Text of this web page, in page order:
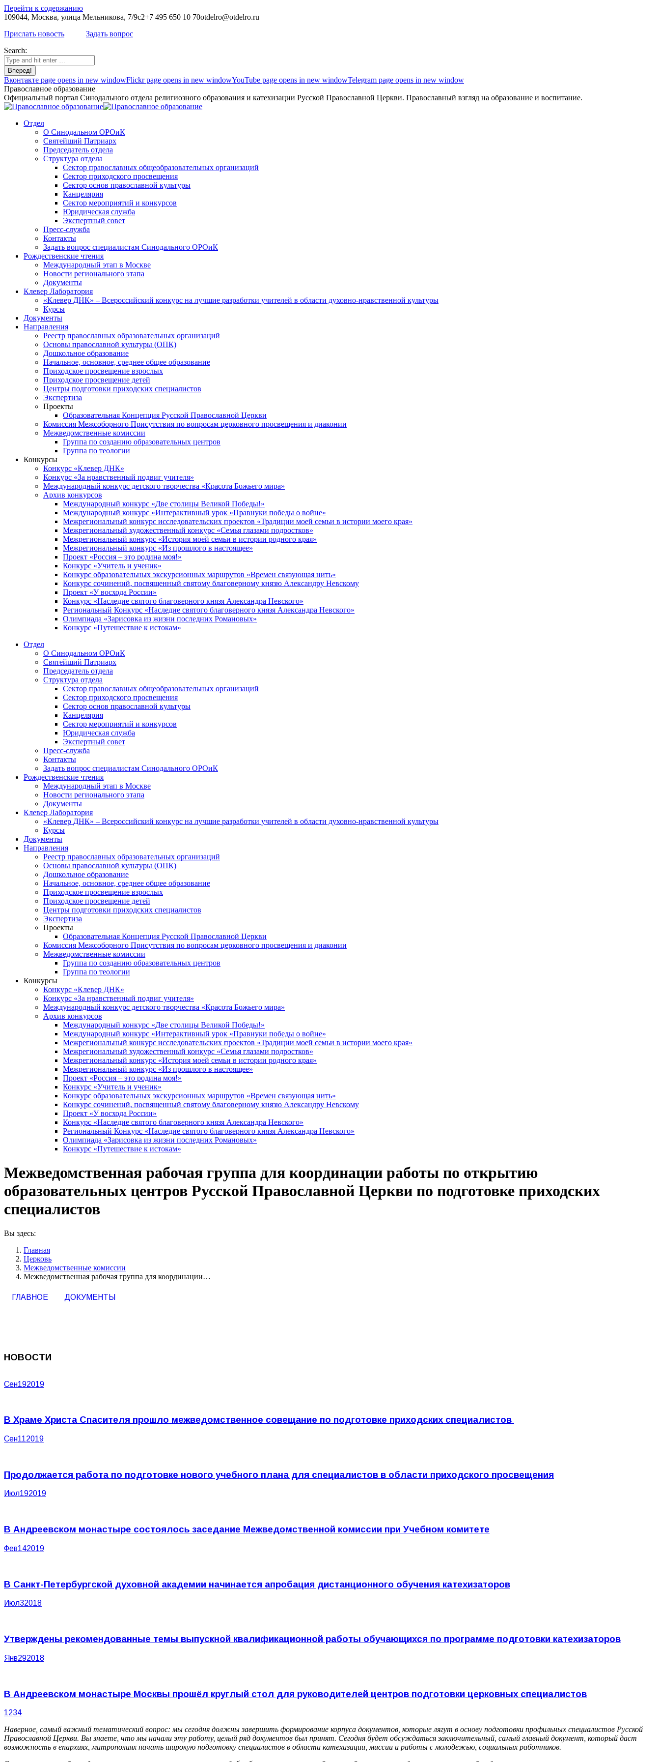
Перейти к содержанию
109044, Москва, улица Мельникова, 7/9с2+7 495 650 10 70otdelro@otdelro.ru
Прислать новость
Задать вопрос
Search:
Вконтакте page opens in new windowFlickr page opens in new windowYouTube page opens in new windowTelegram page opens in new window
Православное образование
Официальный портал Синодального отдела религиозного образования и катехизации Русской Православной Церкви. Православный взгляд на образование и воспитание.
Отдел
О Синодальном ОРОиК
Святейший Патриарх
Председатель отдела
Структура отдела
Сектор православных общеобразовательных организаций
Сектор приходского просвещения
Сектор основ православной культуры
Канцелярия
Сектор мероприятий и конкурсов
Юридическая служба
Экспертный совет
Пресс-служба
Контакты
Задать вопрос специалистам Синодального ОРОиК
Рождественские чтения
Международный этап в Москве
Новости регионального этапа
Документы
Клевер Лаборатория
«Клевер ДНК» – Всероссийский конкурс на лучшие разработки учителей в области духовно-нравственной культуры
Курсы
Документы
Направления
Реестр православных образовательных организаций
Основы православной культуры (ОПК)
Дошкольное образование
Начальное, основное, среднее общее образование
Приходское просвещение взрослых
Приходское просвещение детей
Центры подготовки приходских специалистов
Экспертиза
Проекты
Образовательная Концепция Русской Православной Церкви
Комиссия Межсоборного Присутствия по вопросам церковного просвещения и диаконии
Межведомственные комиссии
Группа по созданию образовательных центров
Группа по теологии
Конкурсы
Конкурс «Клевер ДНК»
Конкурс «За нравственный подвиг учителя»
Международный конкурс детского творчества «Красота Божьего мира»
Архив конкурсов
Международный конкурс «Две столицы Великой Победы!»
Международный конкурс «Интерактивный урок «Правнуки победы о войне»
Межрегиональный конкурс исследовательских проектов «Традиции моей семьи в истории моего края»
Межрегиональный художественный конкурс «Семья глазами подростков»
Межрегиональный конкурс «История моей семьи в истории родного края»
Межрегиональный конкурс «Из прошлого в настоящее»
Проект «Россия – это родина моя!»
Конкурс «Учитель и ученик»
Конкурс образовательных экскурсионных маршрутов «Времен связующая нить»
Конкурс сочинений, посвященный святому благоверному князю Александру Невскому
Проект «У восхода России»
Конкурс «Наследие святого благоверного князя Александра Невского»
Региональный Конкурс «Наследие святого благоверного князя Александра Невского»
Олимпиада «Зарисовка из жизни последних Романовых»
Конкурс «Путешествие к истокам»
Отдел
О Синодальном ОРОиК
Святейший Патриарх
Председатель отдела
Структура отдела
Сектор православных общеобразовательных организаций
Сектор приходского просвещения
Сектор основ православной культуры
Канцелярия
Сектор мероприятий и конкурсов
Юридическая служба
Экспертный совет
Пресс-служба
Контакты
Задать вопрос специалистам Синодального ОРОиК
Рождественские чтения
Международный этап в Москве
Новости регионального этапа
Документы
Клевер Лаборатория
«Клевер ДНК» – Всероссийский конкурс на лучшие разработки учителей в области духовно-нравственной культуры
Курсы
Документы
Направления
Реестр православных образовательных организаций
Основы православной культуры (ОПК)
Дошкольное образование
Начальное, основное, среднее общее образование
Приходское просвещение взрослых
Приходское просвещение детей
Центры подготовки приходских специалистов
Экспертиза
Проекты
Образовательная Концепция Русской Православной Церкви
Комиссия Межсоборного Присутствия по вопросам церковного просвещения и диаконии
Межведомственные комиссии
Группа по созданию образовательных центров
Группа по теологии
Конкурсы
Конкурс «Клевер ДНК»
Конкурс «За нравственный подвиг учителя»
Международный конкурс детского творчества «Красота Божьего мира»
Архив конкурсов
Международный конкурс «Две столицы Великой Победы!»
Международный конкурс «Интерактивный урок «Правнуки победы о войне»
Межрегиональный конкурс исследовательских проектов «Традиции моей семьи в истории моего края»
Межрегиональный художественный конкурс «Семья глазами подростков»
Межрегиональный конкурс «История моей семьи в истории родного края»
Межрегиональный конкурс «Из прошлого в настоящее»
Проект «Россия – это родина моя!»
Конкурс «Учитель и ученик»
Конкурс образовательных экскурсионных маршрутов «Времен связующая нить»
Конкурс сочинений, посвященный святому благоверному князю Александру Невскому
Проект «У восхода России»
Конкурс «Наследие святого благоверного князя Александра Невского»
Региональный Конкурс «Наследие святого благоверного князя Александра Невского»
Олимпиада «Зарисовка из жизни последних Романовых»
Конкурс «Путешествие к истокам»
Межведомственная рабочая группа для координации работы по открытию
образовательных центров Русской Православной Церкви по подготовке приходских
специалистов
Вы здесь:
Главная
Церковь
Межведомственные комиссии
Межведомственная рабочая группа для координации…
ГЛАВНОЕ ДОКУМЕНТЫ
НОВОСТИ
Сен192019
В Храме Христа Спасителя прошло межведомственное совещание по подготовке приходских специалистов
Сен112019
Продолжается работа по подготовке нового учебного плана для специалистов в области приходского просвещения
Июл192019
В Андреевском монастыре состоялось заседание Межведомственной комиссии при Учебном комитете
Фев142019
В Санкт-Петербургской духовной академии начинается апробация дистанционного обучения катехизаторов
Июл32018
Утверждены рекомендованные темы выпускной квалификационной работы обучающихся по программе подготовки катехизаторов
Янв292018
В Андреевском монастыре Москвы прошёл круглый стол для руководителей центров подготовки церковных специалистов
1234
Наверное, самый важный тематический вопрос: мы сегодня должны завершить формирование корпуса документов, которые лягут в основу подготовки профильных специалистов Русской
Православной Церкви. Вы знаете, что мы начали эту работу, целый ряд документов был принят. Сегодня будет обсуждаться заключительный, самый главный документ, который даст
возможность в епархиях, митрополиях начать широкую подготовку специалистов в области катехизации, миссии и работы с молодежью, социальных работников.